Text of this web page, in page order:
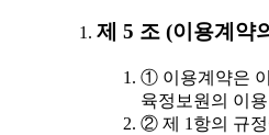
제 5 조 (이용계약
① 이용계약은
육정보원의 이
② 제 1항의 규정